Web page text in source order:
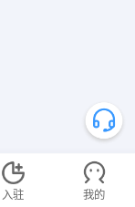
入驻 我的